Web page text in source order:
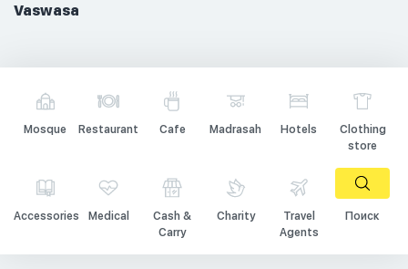
Vaswasa
Mosque Restaurant Cafe Madrasah Hotels
Clothing
store
Accessories Medical
Cash &
Carry
Charity
Travel
Agents
Поиск